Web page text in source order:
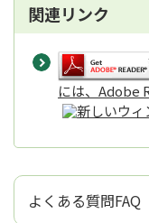
関連リンク
には、Adobe
よくある質問FAQ